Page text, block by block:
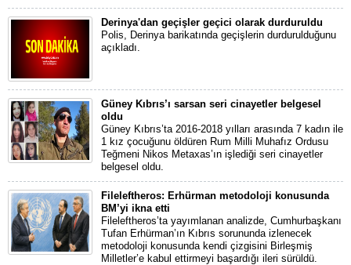
Derinya'dan geçişler geçici olarak durduruldu
Polis, Derinya barikatında geçişlerin durdurulduğunu
açıkladı.
Güney Kıbrıs’ı sarsan seri cinayetler belgesel
oldu
Güney Kıbrıs’ta 2016-2018 yılları arasında 7 kadın ile
1 kız çocuğunu öldüren Rum Milli Muhafız Ordusu
Teğmeni Nikos Metaxas’ın işlediği seri cinayetler
belgesel oldu.
Fileleftheros: Erhürman metodoloji konusunda
BM’yi ikna etti
Fileleftheros’ta yayımlanan analizde, Cumhurbaşkanı
Tufan Erhürman’ın Kıbrıs sorununda izlenecek
metodoloji konusunda kendi çizgisini Birleşmiş
Milletler’e kabul ettirmeyi başardığı ileri sürüldü.